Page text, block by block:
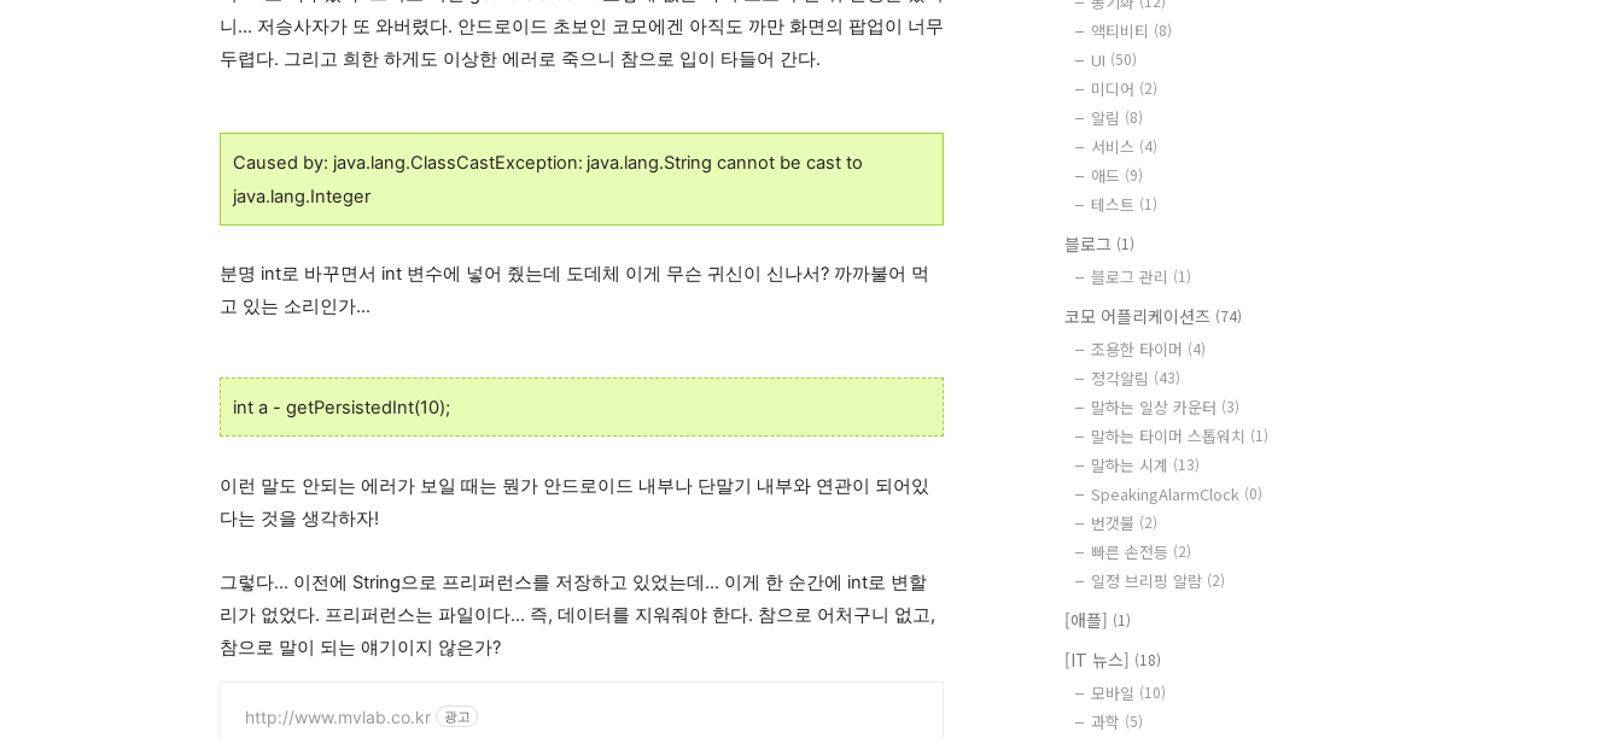
니... 저승사자가 또 와버렸다. 안드로이드 초보인 코모에겐 아직도 까만 화면의 팝업이 너무
두렵다. 그리고 희한 하게도 이상한 에러로 죽으니 참으로 입이 타들어 간다.
Caused by: java.lang.ClassCastException: java.lang.String cannot be cast to
java.lang.Integer
분명 int로 바꾸면서 int 변수에 넣어 줬는데 도데체 이게 무슨 귀신이 신나서? 까까불어 먹
고 있는 소리인가...
int a - getPersistedInt(10);
이런 말도 안되는 에러가 보일 때는 뭔가 안드로이드 내부나 단말기 내부와 연관이 되어있
다는 것을 생각하자!
그렇다... 이전에 String으로 프리퍼런스를 저장하고 있었는데... 이게 한 순간에 int로 변할
리가 없었다. 프리퍼런스는 파일이다... 즉, 데이터를 지워줘야 한다. 참으로 어처구니 없고,
참으로 말이 되는 얘기이지 않은가?
http://www.mvlab.co.kr 광고
액티비티 (8)
UI (50)
미디어 (2)
알림 (8)
서비스 (4)
애드 (9)
테스트 (1)
블로그 (1)
블로그 관리 (1)
코모 어플리케이션즈 (74)
조용한 타이머 (4)
정각알림 (43)
말하는 일상 카운터 (3)
말하는 타이머 스톱워치 (1)
말하는 시계 (13)
SpeakingAlarmClock (0)
번갯불 (2)
빠른 손전등 (2)
일정 브리핑 알람 (2)
[애플] (1)
[IT 뉴스] (18)
모바일 (10)
과학 (5)